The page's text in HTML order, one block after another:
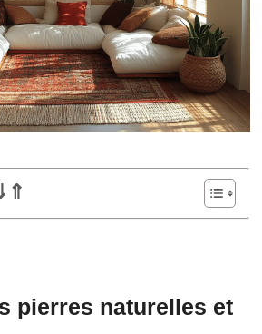
pierres naturelles et